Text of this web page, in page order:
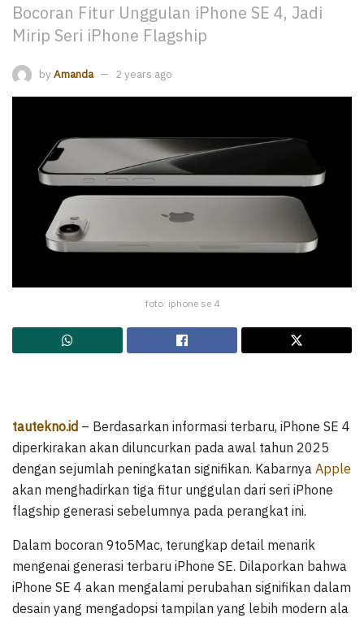
Bocoran Fitur Unggulan iPhone SE 4, Jadi
Mirip Seri iPhone Flagship
by Amanda 2 years ago
foto: iphone se 4
tautekno.id – Berdasarkan informasi terbaru, iPhone SE 4
diperkirakan akan diluncurkan pada awal tahun 2025
dengan sejumlah peningkatan signifikan. Kabarnya Apple
akan menghadirkan tiga fitur unggulan dari seri iPhone
flagship generasi sebelumnya pada perangkat ini.
Dalam bocoran 9to5Mac, terungkap detail menarik
mengenai generasi terbaru iPhone SE. Dilaporkan bahwa
iPhone SE 4 akan mengalami perubahan signifikan dalam
desain yang mengadopsi tampilan yang lebih modern ala